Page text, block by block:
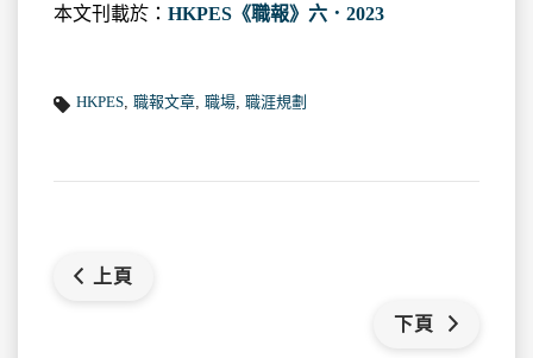
本文刊載於： HKPES《職報》六．2023
HKPES 職報文章 職場 職涯規劃
上頁
下頁